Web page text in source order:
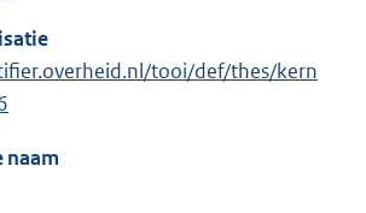
tooi/def/thes/kern
naam